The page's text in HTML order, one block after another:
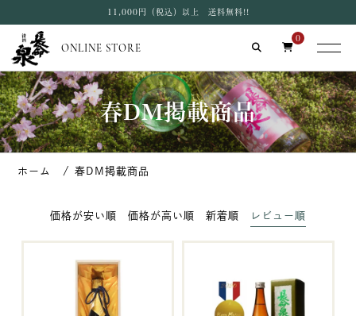
11,000円（税込）以上 送料無料!!
ONLINE STORE
0
春DM掲載商品
春DM掲載商品
価格が安い順 価格が高い順 新着順 レビュー順